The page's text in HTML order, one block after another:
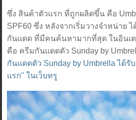
ซึ่ง สินค้าตัวแรก ที่ถูกผลิตขึ้น คือ
SPF60 ซึ่ง หลังจากเริ่มวางจำหน่าย
กันแดด ที่มีคนค้นหามากที่สุด ในอินเ
คือ ครีมกันแดดตัว Sunday by
กันแดดตัว Sunday by Umbrella ได้รั
แรก" ในเว็บทรู